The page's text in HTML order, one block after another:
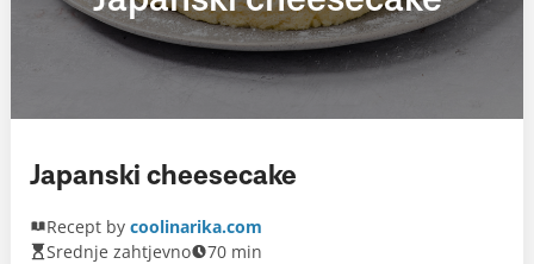
Japanski cheesecake
Recept by coolinarika.com
Srednje zahtjevno
70 min